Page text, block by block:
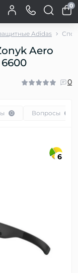
0
Adidas
Aero
6600
0
0 Вопросы
6